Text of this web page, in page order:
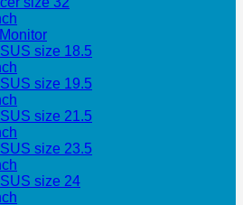
size 18.5
size 19.5
size 21.5
size 23.5
size 24